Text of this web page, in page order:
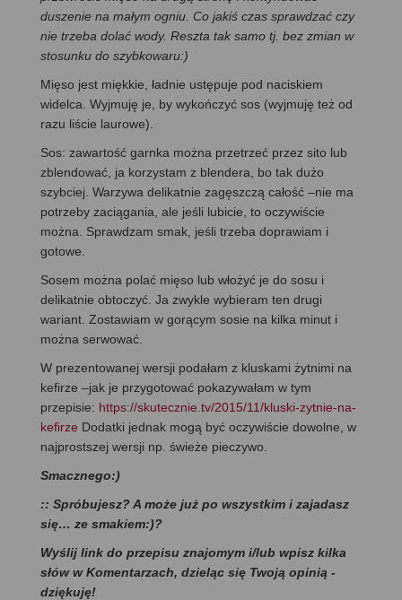
duszenie na małym ogniu. Co jakiś czas sprawdzać czy
nie trzeba dolać wody. Reszta tak samo tj. bez zmian w
stosunku do szybkowaru:)
Mięso jest miękkie, ładnie ustępuje pod naciskiem
widelca. Wyjmuję je, by wykończyć sos (wyjmuję też od
razu liście laurowe).
Sos: zawartość garnka można przetrzeć przez sito lub
zblendować, ja korzystam z blendera, bo tak dużo
szybciej. Warzywa delikatnie zagęszczą całość –nie ma
potrzeby zaciągania, ale jeśli lubicie, to oczywiście
można. Sprawdzam smak, jeśli trzeba doprawiam i
gotowe.
Sosem można polać mięso lub włożyć je do sosu i
delikatnie obtoczyć. Ja zwykle wybieram ten drugi
wariant. Zostawiam w gorącym sosie na kilka minut i
można serwować.
W prezentowanej wersji podałam z kluskami żytnimi na
kefirze –jak je przygotować pokazywałam w tym
przepisie: https://skutecznie.tv/2015/11/kluski-zytnie-na-
kefirze Dodatki jednak mogą być oczywiście dowolne, w
najprostszej wersji np. świeże pieczywo.
Smacznego:)
:: Spróbujesz? A może już po wszystkim i zajadasz
się… ze smakiem:)?
Wyślij link do przepisu znajomym i/lub wpisz kilka
słów w Komentarzach, dzieląc się Twoją opinią -
dziękuję!